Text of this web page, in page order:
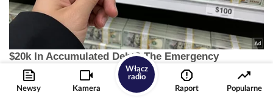
Newsy Kamera
Włącz
radio
Raport
Popularne